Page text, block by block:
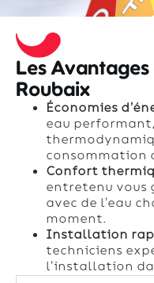
Les
Roubaix
Économies
eau
consommation
Confort
entretenu
avec de l’eau
moment.
Installation
techniciens
l’installation